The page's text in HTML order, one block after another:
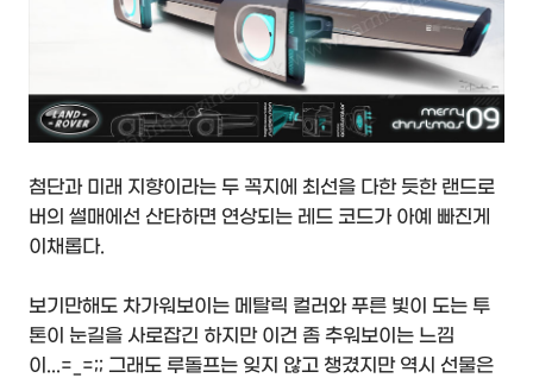
첨단과 미래 지향이라는 두 꼭지에 최선을 다한 듯한 랜드로
버의 썰매에선 산타하면 연상되는 레드 코드가 아예 빠진게
이채롭다.
보기만해도 차가워보이는 메탈릭 컬러와 푸른 빛이 도는 투
톤이 눈길을 사로잡긴 하지만 이건 좀 추워보이는 느낌
이...=_=;; 그래도 루돌프는 잊지 않고 챙겼지만 역시 선물은